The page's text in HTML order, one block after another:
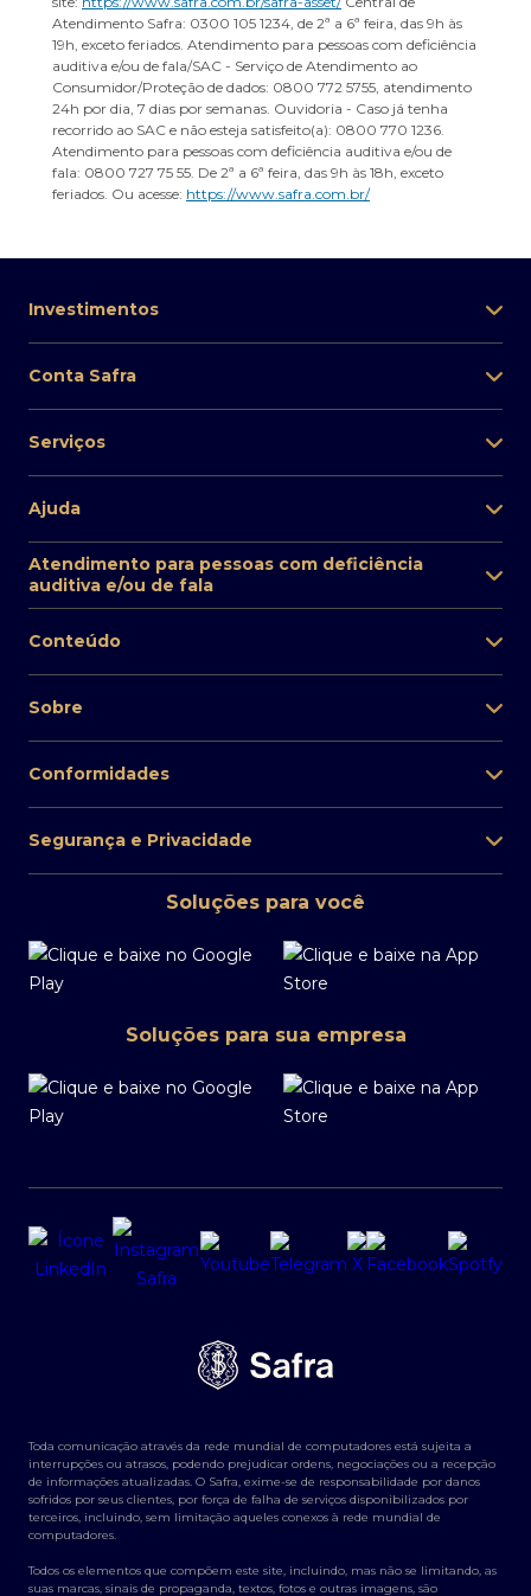
Atendimento Safra: 0300 105 1234, de 2ª a 6ª feira, das 9h às
19h, exceto feriados. Atendimento para pessoas com deficiência
auditiva e/ou de fala/SAC - Serviço de Atendimento ao
Consumidor/Proteção de dados: 0800 772 5755, atendimento
24h por dia, 7 dias por semanas. Ouvidoria - Caso já tenha
recorrido ao SAC e não esteja satisfeito(a): 0800 770 1236.
Atendimento para pessoas com deficiência auditiva e/ou de
fala: 0800 727 75 55. De 2ª a 6ª feira, das 9h às 18h, exceto
feriados. Ou acesse: https://www.safra.com.br/
Investimentos
Conta Safra
Serviços
Ajuda
Atendimento para pessoas com deficiência
auditiva e/ou de fala
Conteúdo
Sobre
Conformidades
Segurança e Privacidade
Soluções para você
Soluções para sua empresa
Toda comunicação através da rede mundial de computadores está sujeita a
interrupções ou atrasos, podendo prejudicar ordens, negociações ou a recepção
de informações atualizadas. O Safra, exime-se de responsabilidade por danos
sofridos por seus clientes, por força de falha de serviços disponibilizados por
terceiros, incluindo, sem limitação aqueles conexos à rede mundial de
computadores.
Todos os elementos que compõem este site, incluindo, mas não se limitando, as
suas marcas, sinais de propaganda, textos, fotos e outras imagens, são